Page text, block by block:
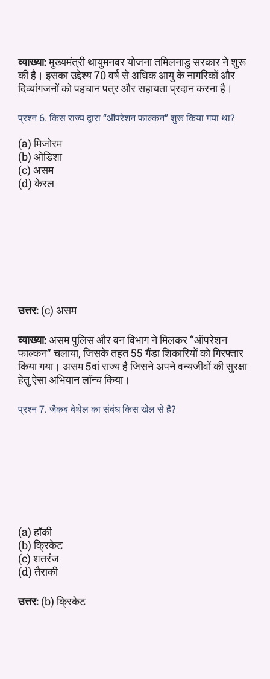
व्याख्या:मुख्यमंत्री थायुमनवर योजना तमिलनाडु सरकार ने शुरू
की है। इसका उद्देश्य 70 वर्ष से अधिक आयु के नागरिकों और
दिव्यांगजनों को पहचान पत्र और सहायता प्रदान करना है।
प्रश्न 6. किस राज्य द्वारा “ऑपरेशन फाल्कन” शुरू किया गया था?
(a) मिजोरम
(b) ओडिशा
(c) असम
(d) केरल
उत्तर: (c) असम
व्याख्या:असम पुलिस और वन विभाग ने मिलकर “ऑपरेशन
फाल्कन” चलाया, जिसके तहत 55 गैंडा शिकारियों को गिरफ्तार
किया गया। असम 5वां राज्य है जिसने अपने वन्यजीवों की सुरक्षा
हेतु ऐसा अभियान लॉन्च किया।
प्रश्न 7. जैकब बेथेल का संबंध किस खेल से है?
(a) हॉकी
(b) क्रिकेट
(c) शतरंज
(d) तैराकी
उत्तर: (b) क्रिकेट